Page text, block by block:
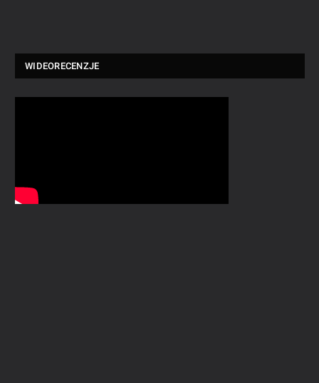
WIDEORECENZJE